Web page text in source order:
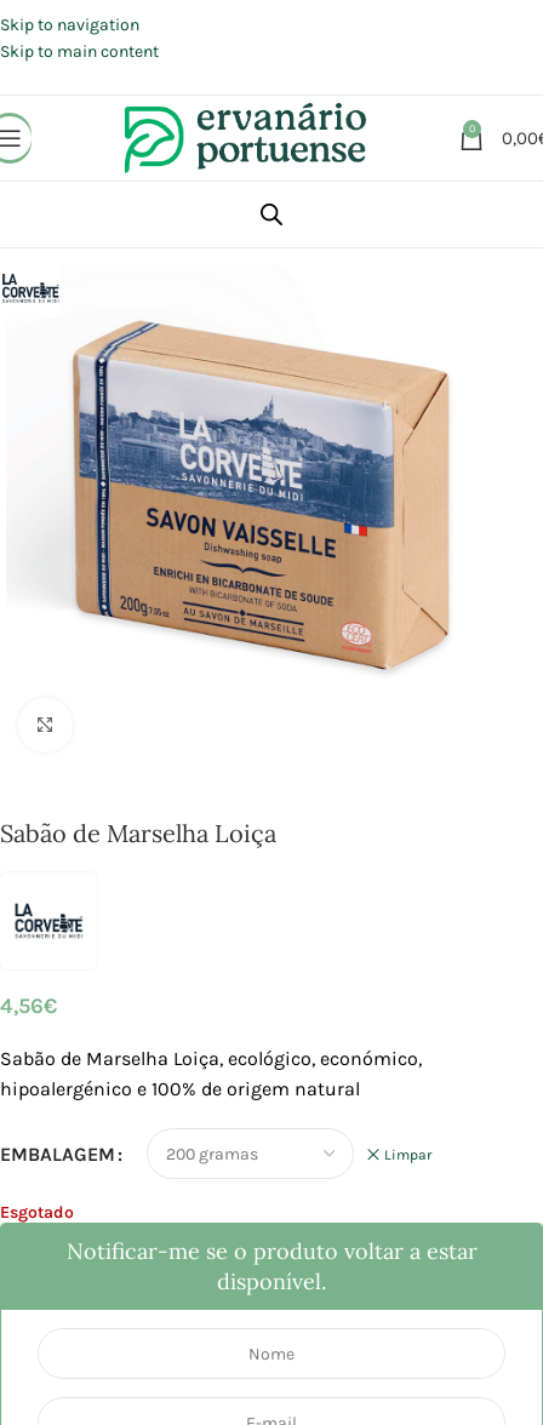
Skip to navigation
Skip to main content
0 0,00
Animais | Casa | Lar
Sabão de Marselha Loiça
4,56€
Sabão de Marselha Loiça, ecológico, económico,
hipoalergénico e 100% de origem natural
EMBALAGEM Limpar
Esgotado
Notificar-me se o produto voltar a estar
disponível.